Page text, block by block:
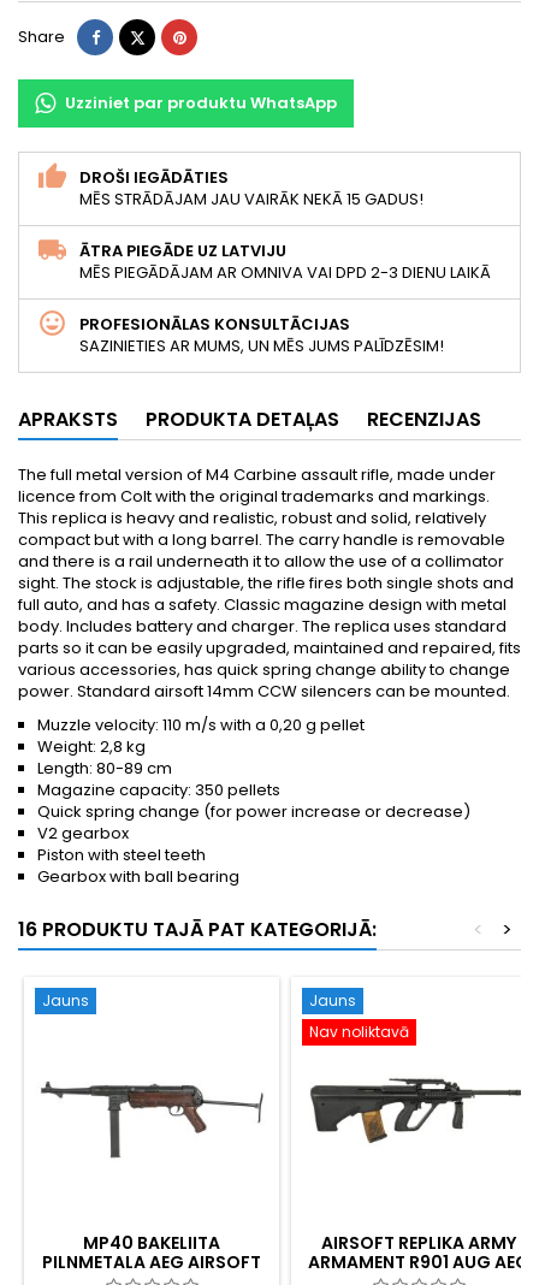
Share ShareTweetPinterest
Uzziniet par produktu WhatsApp
DROŠI IEGĀDĀTIES
MĒS STRĀDĀJAM JAU VAIRĀK NEKĀ 15 GADUS!
ĀTRA PIEGĀDE UZ LATVIJU
MĒS PIEGĀDĀJAM AR OMNIVA VAI DPD 2-3 DIENU LAIKĀ
PROFESIONĀLAS KONSULTĀCIJAS
SAZINIETIES AR MUMS, UN MĒS JUMS PALĪDZĒSIM!
APRAKSTS PRODUKTA DETAĻAS RECENZIJAS
The full metal version of M4 Carbine assault rifle, made under
licence from Colt with the original trademarks and markings.
This replica is heavy and realistic, robust and solid, relatively
compact but with a long barrel. The carry handle is removable
and there is a rail underneath it to allow the use of a collimator
sight. The stock is adjustable, the rifle fires both single shots and
full auto, and has a safety. Classic magazine design with metal
body. Includes battery and charger. The replica uses standard
parts so it can be easily upgraded, maintained and repaired, fits
various accessories, has quick spring change ability to change
power. Standard airsoft 14mm CCW silencers can be mounted.
Muzzle velocity: 110 m/s with a 0,20 g pellet
Weight: 2,8 kg
Length: 80-89 cm
Magazine capacity: 350 pellets
Quick spring change (for power increase or decrease)
V2 gearbox
Piston with steel teeth
Gearbox with ball bearing
16 PRODUKTU TAJĀ PAT KATEGORIJĀ: >
<
Jauns
MP40 BAKELIITA
PILNMETALA AEG AIRSOFT
Jauns
Nav noliktavā
AIRSOFT REPLIKA ARMY
ARMAMENT R901 AUG AEG